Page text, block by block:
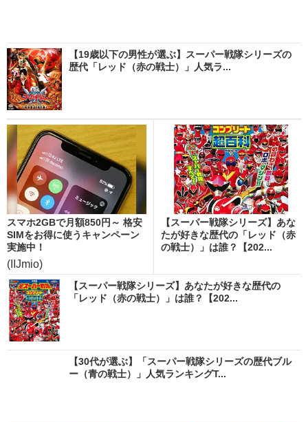
【19歳以下の男性が選ぶ】スーパー戦隊シリーズの
歴代「レッド（赤の戦士）」人気ラ...
スマホ2GBで月額850円～ 格安
SIMをお得に使うキャンペーン
実施中！
(IIJmio)
【スーパー戦隊シリーズ】あな
たが好きな歴代の「レッド（赤
の戦士）」は誰？【202...
【スーパー戦隊シリーズ】あなたが好きな歴代の
「レッド（赤の戦士）」は誰？【202...
【30代が選ぶ】「スーパー戦隊シリーズの歴代ブル
ー（青の戦士）」人気ランキングT...